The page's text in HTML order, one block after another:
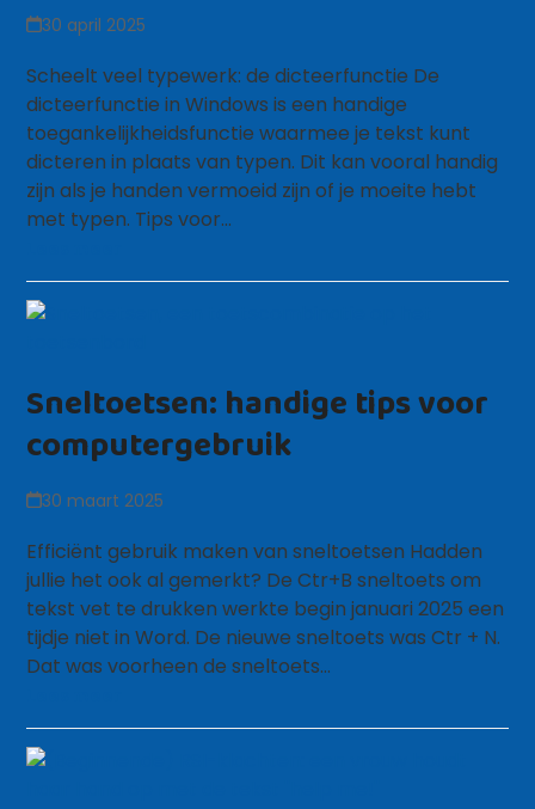
30 april 2025
Scheelt veel typewerk: de dicteerfunctie De
dicteerfunctie in Windows is een handige
toegankelijkheidsfunctie waarmee je tekst kunt
dicteren in plaats van typen. Dit kan vooral handig
zijn als je handen vermoeid zijn of je moeite hebt
met typen. Tips voor…
Sneltoetsen: handige tips voor
computergebruik
30 maart 2025
Efficiënt gebruik maken van sneltoetsen Hadden
jullie het ook al gemerkt? De Ctr+B sneltoets om
tekst vet te drukken werkte begin januari 2025 een
tijdje niet in Word. De nieuwe sneltoets was Ctr + N.
Dat was voorheen de sneltoets…